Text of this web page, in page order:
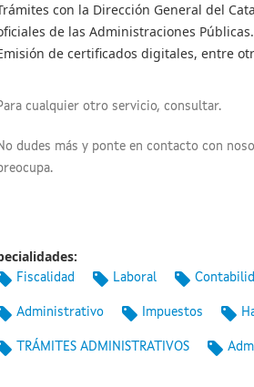
con la Dirección General del
de las Administraciones Públicas.
de certificados digitales, entre
cualquier otro servicio, consultar.
dudes más y ponte en contacto con
Fiscalidad Laboral
Administrativo Impuestos
TRÁMITES ADMINISTRATIVOS